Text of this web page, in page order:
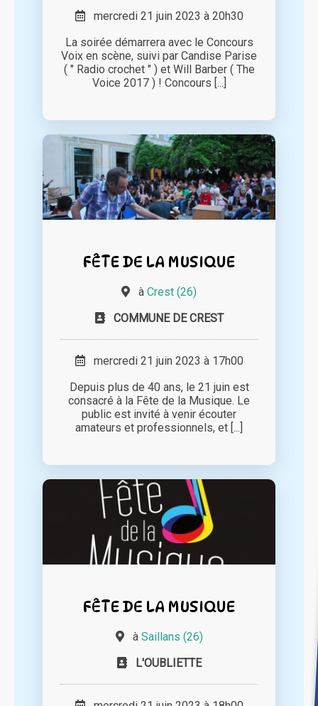
mercredi 21 juin 2023 à 20h30
La soirée démarrera avec le Concours
Voix en scène, suivi par Candise Parise
( " Radio crochet " ) et Will Barber ( The
Voice 2017 ) ! Concours [...]
FÊTE DE LA MUSIQUE
à Crest (26)
COMMUNE DE CREST
mercredi 21 juin 2023 à 17h00
Depuis plus de 40 ans, le 21 juin est
consacré à la Fête de la Musique. Le
public est invité à venir écouter
amateurs et professionnels, et [...]
FÊTE DE LA MUSIQUE
à Saillans (26)
L'OUBLIETTE